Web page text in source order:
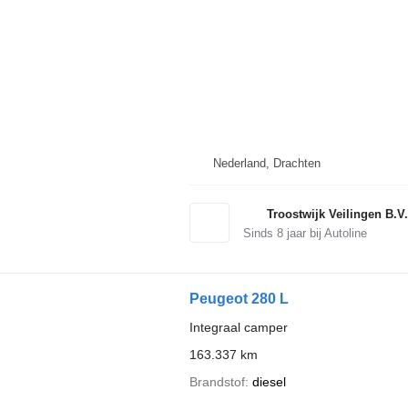
Nederland, Drachten
Troostwijk Veilingen B.V.
Sinds 8jaar bij Autoline
Peugeot 280 L
Integraal camper
163.337 km
Brandstof diesel